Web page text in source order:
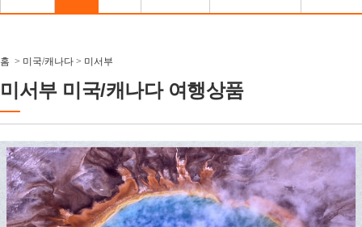
홈 > 미국/캐나다 > 미서부
미서부 미국/캐나다 여행상품